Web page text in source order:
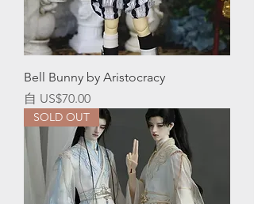
Bell Bunny by Aristocracy
自 US$70.00
促銷價格
SOLD OUT